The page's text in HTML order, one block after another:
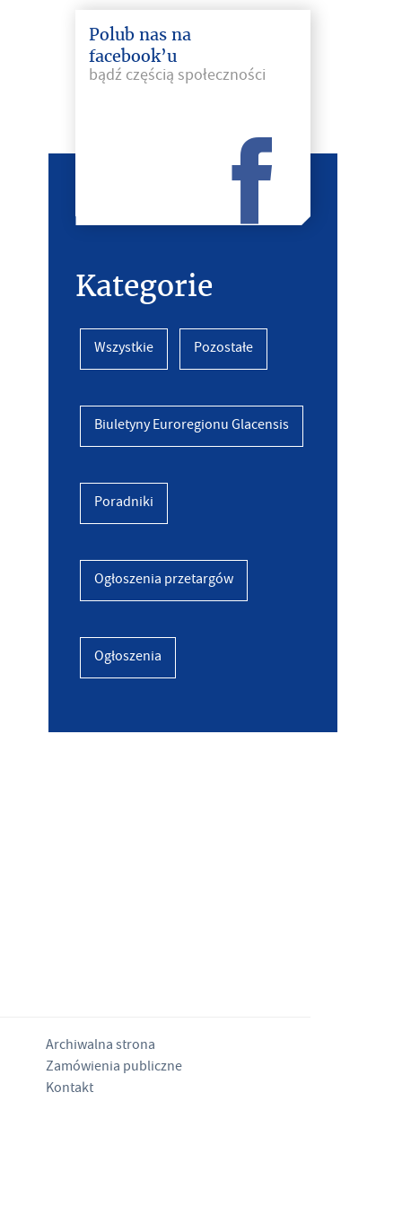
Polub nas na
facebook’u
bądź częścią społeczności
Kategorie
Wszystkie Pozostałe
Biuletyny Euroregionu Glacensis
Poradniki
Ogłoszenia przetargów
Ogłoszenia
Archiwalna strona
Zamówienia publiczne
Kontakt